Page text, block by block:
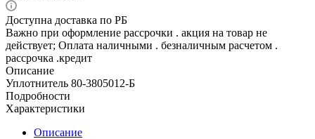
Доступна доставка по РБ
Важно при оформление рассрочки . акция на товар не
действует; Оплата наличными . безналичным расчетом .
рассрочка .кредит
Описание
Уплотнитель 80-3805012-Б
Подробности
Характеристики
Описание